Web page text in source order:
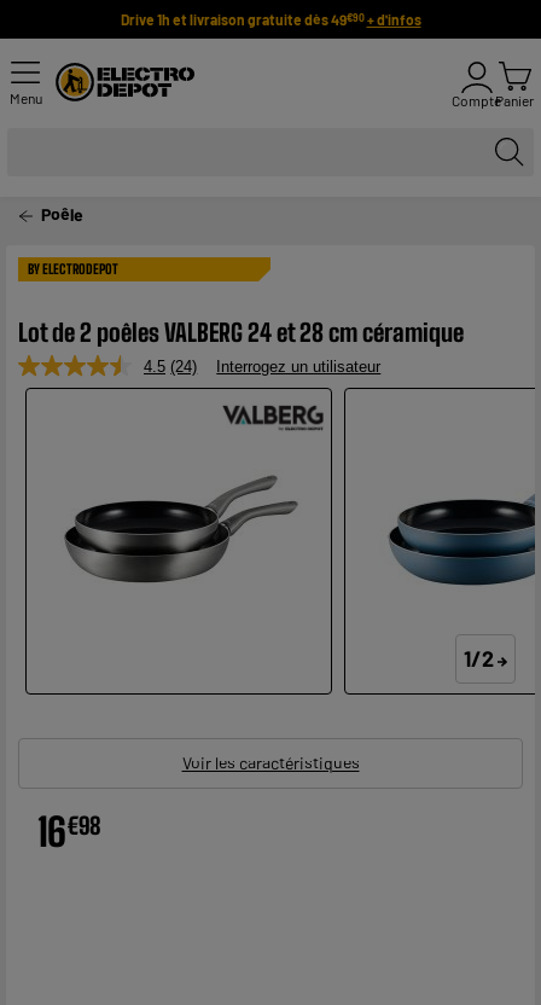
Drive 1h et livraison gratuite dès 49€90 + d'infos
Menu ComptePanier
Poêle
BY ELECTRODEPOT
Lot de 2 poêles VALBERG 24 et 28 cm céramique
4.5 Lire
24
même
page.
(24) Interrogez un utilisateur
1/2
Voir les caractéristiques
16€98